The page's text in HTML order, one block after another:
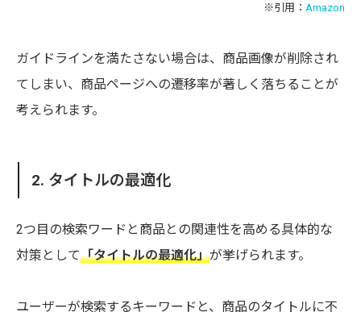
※引用： Amazon
ガイドラインを満たさない場合は、商品画像が削除され
てしまい、商品ページへの遷移率が著しく落ちることが
考えられます。
2. タイトルの最適化
2つ目の検索ワードと商品との関連性を高める具体的な
対策として「タイトルの最適化」が挙げられます。
ユーザーが検索するキーワードと、商品のタイトルに不